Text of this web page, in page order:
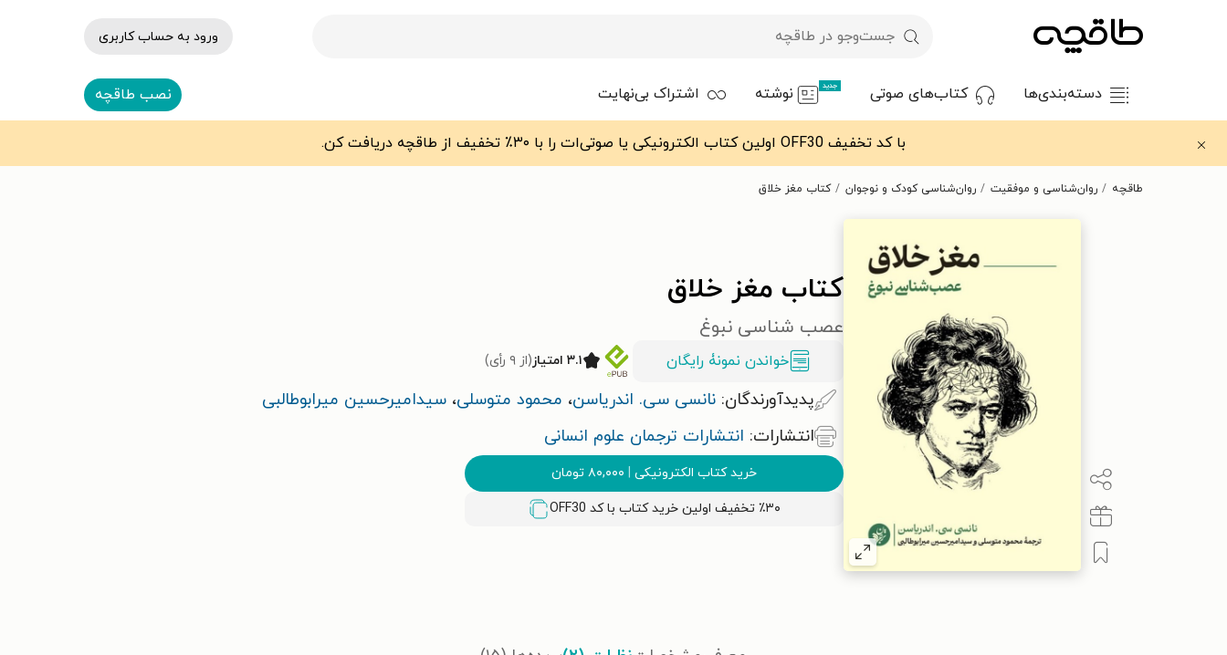
ورود به حساب کاربری
دسته‌بندی‌ها کتاب‌های صوتی جدید نوشته اشتراک بی‌نهایت نصب طاقچه
با کد تخفیف OFF30 اولین کتاب الکترونیکی یا صوتی‌ات را با ۳۰٪ تخفیف از طاقچه دریافت کن.
طاقچه روان‌شناسی و موفقیت روان‌شناسی کودک و نوجوان کتاب مغز خلاق
کتاب مغز خلاق
عصب شناسی نبوغ
خواندن نمونۀ رایگان ۳.۱ امتیاز (از ۹ رأی)
پدیدآورندگان: نانسی سی. اندریاسن، محمود متوسلی، سیدامیرحسین میرابوطالبی
انتشارات: انتشارات ترجمان علوم انسانی
خرید کتاب الکترونیکی ۸۰,۰۰۰ تومان
٪۳۰ تخفیف اولین خرید کتاب با کد OFF30